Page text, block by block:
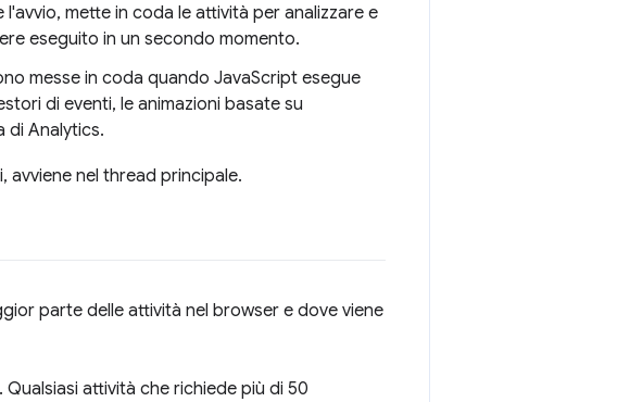
mette in coda le attività per analizzare e
eseguito in un secondo momento.
messe in coda quando JavaScript esegue
di eventi, le animazioni basate su
di Analytics.
avviene nel thread principale.
parte delle attività nel browser e dove viene
attività che richiede più di 50